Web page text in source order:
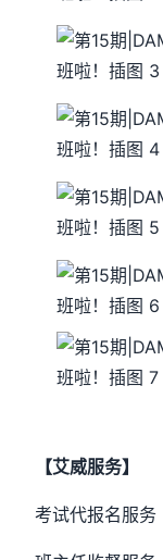
【艾威服务】
考试代报名服务